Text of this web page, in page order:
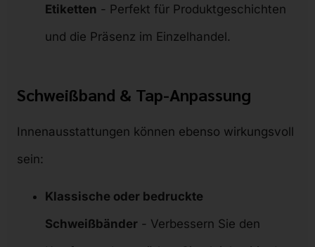
Etiketten - Perfekt für Produktgeschichten
und die Präsenz im Einzelhandel.
Schweißband & Tap-Anpassung
Innenausstattungen können ebenso wirkungsvoll
sein:
Klassische oder bedruckte
Schweißbänder - Verbessern Sie den